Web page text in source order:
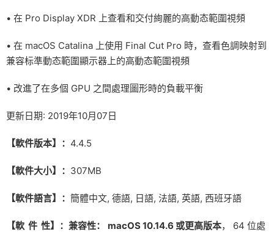
• 在 Pro Display XDR 上查看和交付絢麗的高動态範圍視頻
• 在 macOS Catalina 上使用 Final Cut Pro 時，查看色調映射到
兼容标準動态範圍顯示器上的高動态範圍視頻
• 改進了在多個 GPU 之間處理圖形時的負載平衡
更新日期: 2019年10月07日
【軟件版本】： 4.4.5
【軟件大小】： 307MB
【軟件語言】： 簡體中文, 德語, 日語, 法語, 英語, 西班牙語
【軟 件 性】：兼容性： macOS 10.14.6 或更高版本， 64 位處